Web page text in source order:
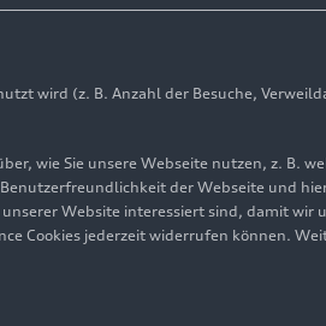
Cookie-EinstellungenInformationen
wird (z. B. Anzahl der Besuche,
wie Sie unsere Webseite nutzen, z. B.
der Webseite und
Website interessiert sind, damit
Cookies jederzeit widerrufen können.